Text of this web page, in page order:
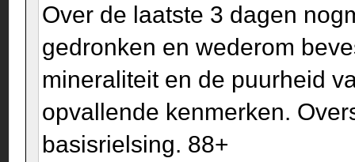
Over de laatste 3 dagen
gedronken en wederom
mineraliteit en de puurheid
opvallende kenmerken.
basisrielsing. 88+